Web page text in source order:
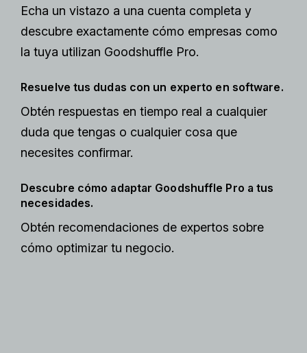
Echa un vistazo a una cuenta completa y
descubre exactamente cómo empresas como
la tuya utilizan Goodshuffle Pro.
Resuelve tus dudas con un experto en software.
Obtén respuestas en tiempo real a cualquier
duda que tengas o cualquier cosa que
necesites confirmar.
Descubre cómo adaptar Goodshuffle Pro a tus
necesidades.
Obtén recomendaciones de expertos sobre
cómo optimizar tu negocio.